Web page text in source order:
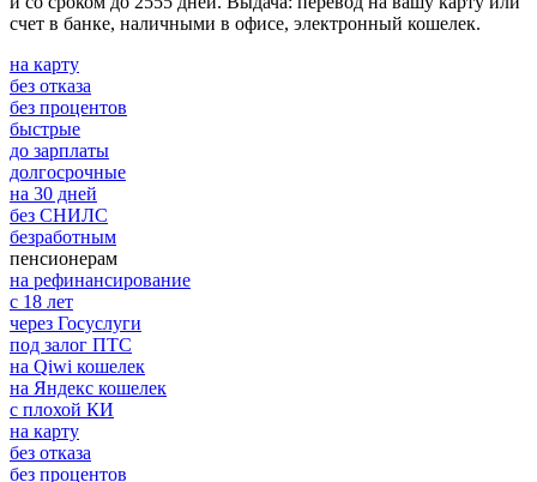
счет в банке, наличными в офисе, электронный кошелек.
на карту
без отказа
без процентов
быстрые
до зарплаты
долгосрочные
на 30 дней
без СНИЛС
безработным
пенсионерам
на рефинансирование
с 18 лет
через Госуслуги
под залог ПТС
на Qiwi кошелек
на Яндекс кошелек
с плохой КИ
на карту
без отказа
без процентов